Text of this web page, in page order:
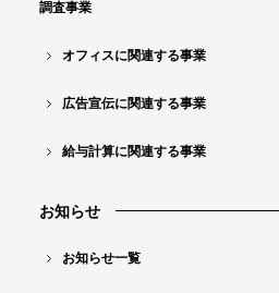
調査事業
オフィスに関連する事業
広告宣伝に関連する事業
給与計算に関連する事業
お知らせ
お知らせ一覧